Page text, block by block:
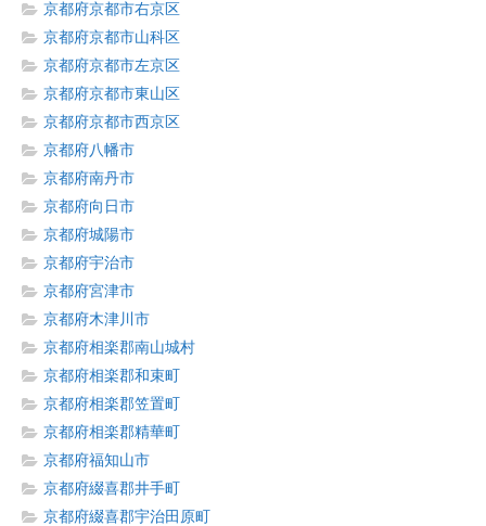
京都府京都市右京区
京都府京都市山科区
京都府京都市左京区
京都府京都市東山区
京都府京都市西京区
京都府八幡市
京都府南丹市
京都府向日市
京都府城陽市
京都府宇治市
京都府宮津市
京都府木津川市
京都府相楽郡南山城村
京都府相楽郡和束町
京都府相楽郡笠置町
京都府相楽郡精華町
京都府福知山市
京都府綴喜郡井手町
京都府綴喜郡宇治田原町